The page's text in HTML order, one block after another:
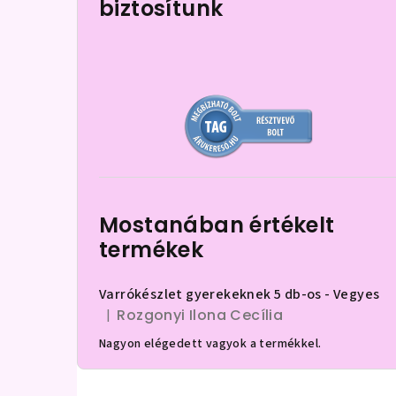
biztosítunk
Mostanában értékelt
termékek
Varrókészlet gyerekeknek 5 db-os - Vegyes
A termék értékelése 5-ből 5 csillag.
Rozgonyi Ilona Cecília
Nagyon elégedett vagyok a termékkel.